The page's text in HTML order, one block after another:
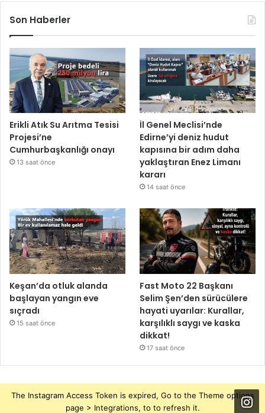
Son Haberler
Erikli Atık Su Arıtma Tesisi
Projesi’ne
Cumhurbaşkanlığı onayı
13 saat önce
İl Genel Meclisi’nde
Edirne’yi deniz hudut
kapısına bir adım daha
yaklaştıran Enez Limanı
kararı
14 saat önce
Keşan’da otluk alanda
başlayan yangın eve
sıçradı
15 saat önce
Fast Moto 22 Başkanı
Selim Şen’den sürücülere
hayati uyarılar: Kurallar,
karşılıklı saygı ve kaska
dikkat!
17 saat önce
The Instagram Access Token is expired, Go to the Theme options
page > Integrations, to to refresh it.